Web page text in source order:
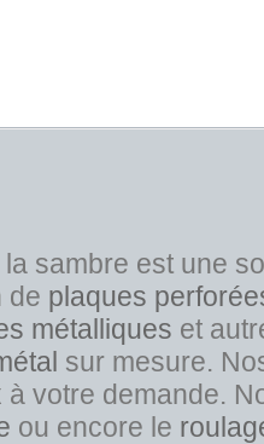
la sambre est une
de plaques
métalliques et
sur mesure.
à votre demande.
ou encore le